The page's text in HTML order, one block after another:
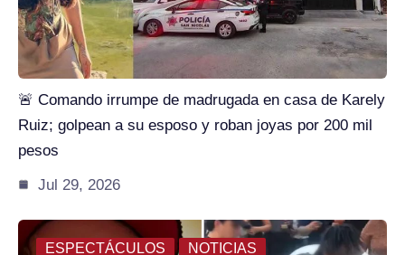
🚨 Comando irrumpe de madrugada en casa de Karely
Ruiz; golpean a su esposo y roban joyas por 200 mil
pesos
Jul 29, 2026
ESPECTÁCULOS NOTICIAS